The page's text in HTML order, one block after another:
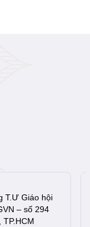
T.Ư Giáo hội
– số 294
TP.HCM